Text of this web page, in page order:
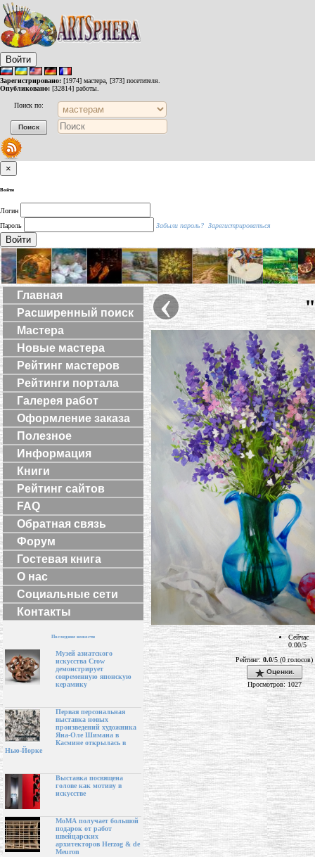
Войти
Зарегистрировано: [1974] мастера, [373] посетителя.
Опубликовано: [32814] работы.
Поиск по:
×
Войти
Логин
Пароль
Забыли пароль? Зарегистрироваться
Войти
Главная
Расширенный поиск
Мастера
Новые мастера
Рейтинг мастеров
Рейтинги портала
Галерея работ
Оформление заказа
Полезное
Информация
Книги
Рейтинг сайтов
FAQ
Обратная связь
Форум
Гостевая книга
О нас
Социальные сети
Контакты
Последние новости
Музей азиатского
искусства Crow
демонстрирует
современную японскую
керамику
Первая персональная
выставка новых
произведений художника
Яна-Оле Шимана в
Касмине открылась в
Нью-Йорке
Выставка посвящена
голове как мотиву в
искусстве
МоМА получает большой
подарок от работ
швейцарских
архитекторов Herzog & de
Meuron
‹
Сейчас
0.00/5
Рейтинг: 0.0/5 (0 голосов)
Оценки.
Просмотров: 1027